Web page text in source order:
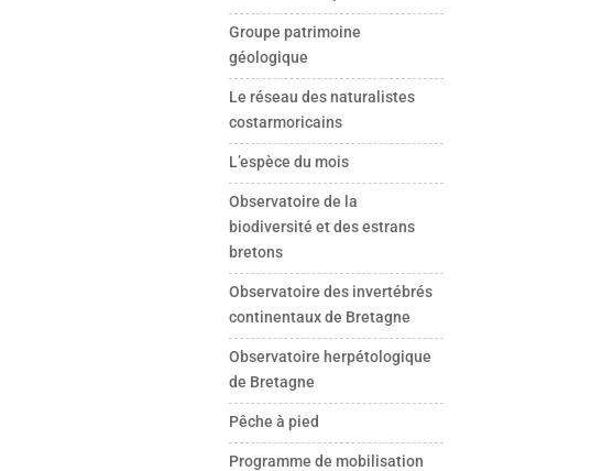
Groupe patrimoine
géologique
Le réseau des naturalistes
costarmoricains
L’espèce du mois
Observatoire de la
biodiversité et des estrans
bretons
Observatoire des invertébrés
continentaux de Bretagne
Observatoire herpétologique
de Bretagne
Pêche à pied
Programme de mobilisation